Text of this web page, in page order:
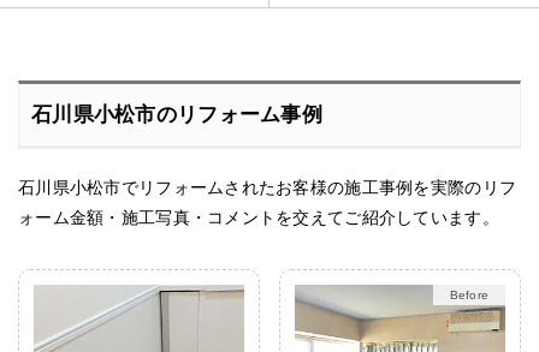
石川県小松市のリフォーム事例
石川県小松市でリフォームされたお客様の施工事例を実際のリフ
ォーム金額・施工写真・コメントを交えてご紹介しています。
After